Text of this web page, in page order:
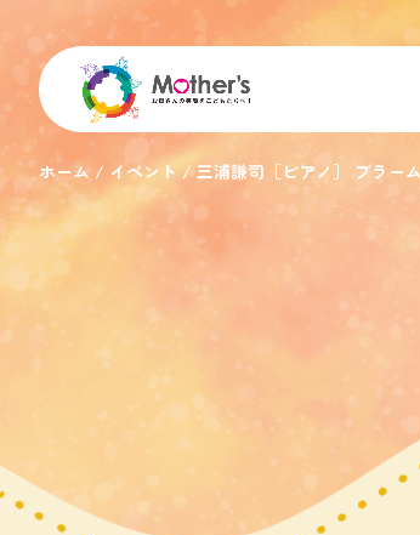
ホーム イベント 三浦謙司［ピアノ］ ブラー